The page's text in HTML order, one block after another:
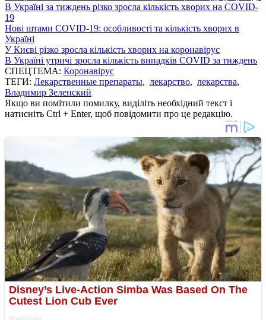
В Україні за тиждень різко зросла кількість хворих на COVID-
19
Нові штами COVID-19: особливості та кількість хворих в
Україні
У Києві різко зросла кількість хворих на коронавірус
В Україні утричі зросла кількість випадків COVID за тиждень
СПЕЦТЕМА: Коронавірус
ТЕГИ: Лекарственные препараты, лекарство, лекарства,
Владимир Зеленский
Якщо ви помітили помилку, виділіть необхідний текст і
натисніть Ctrl + Enter, щоб повідомити про це редакцію.